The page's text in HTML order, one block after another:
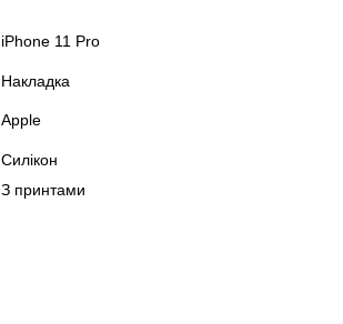
iPhone 11 Pro
Накладка
Apple
Силікон
З принтами